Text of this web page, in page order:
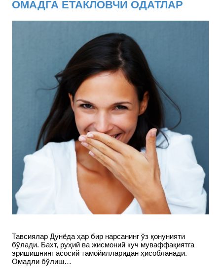
ОМАДГА ЕТАКЛОВЧИ ОДАТЛАР
Тавсиялар Дунёда ҳар бир нарсанинг ўз қонунияти
бўлади. Бахт, руҳий ва жисмоний куч муваффақиятга
эришишнинг асосий тамойилларидан ҳисобланади.
Омадли бўлиш…